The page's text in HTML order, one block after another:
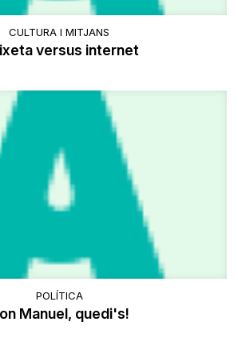
CULTURA I MITJANS
versus internet
POLÍTICA
Manuel, quedi's!